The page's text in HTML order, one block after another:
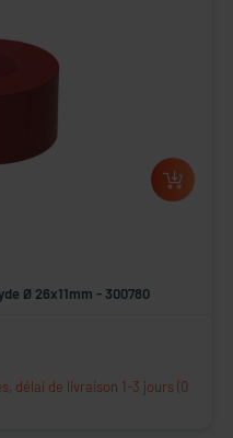
Ø 26x11mm - 300780
délai de livraison 1-3 jours (0